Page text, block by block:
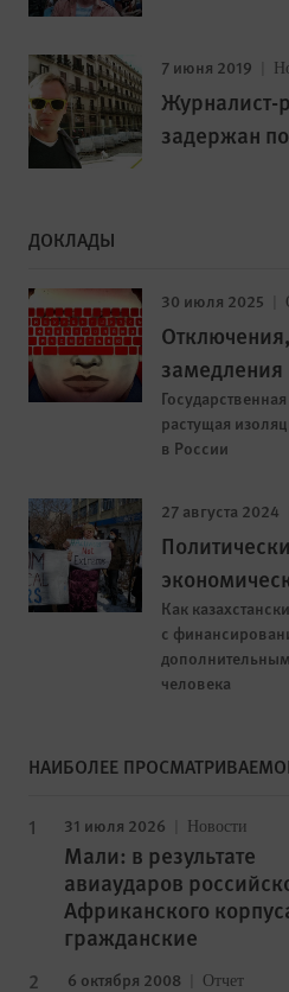
7 июня 2019
Журналист-
задержан
ДОКЛАДЫ
30 июля 2025
замедления
растущая
в России
27 августа 2024
Как
с
человека
НАИБОЛЕЕ
31 июля 2026 Новости
Мали: в результате
авиаударов
Африканского
гражданские
6 октября 2008 Отчет